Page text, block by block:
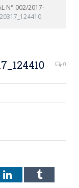
N° 002/2017-
0
LinkedInTumblr